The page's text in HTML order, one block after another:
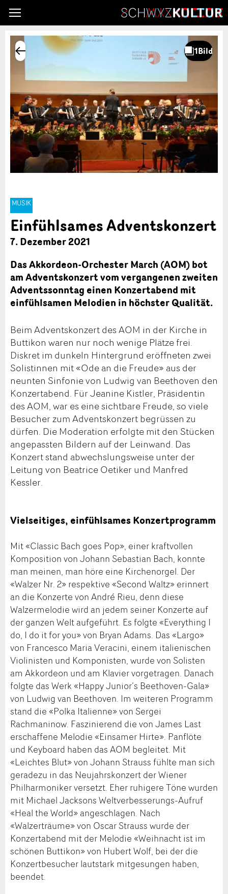
MUSIK
Einfühlsames Adventskonzert
7. Dezember 2021
Das Akkordeon-Orchester March (AOM) bot
am Adventskonzert vom vergangenen zweiten
Adventssonntag einen Konzertabend mit
einfühlsamen Melodien in höchster Qualität.
Beim Adventskonzert des AOM in der Kirche in
Buttikon waren nur noch wenige Plätze frei.
Diskret im dunkeln Hintergrund eröffneten zwei
Solistinnen mit «Ode an die Freude» aus der
neunten Sinfonie von Ludwig van Beethoven den
Konzertabend. Für Jeanine Kistler, Präsidentin
des AOM, war es eine sichtbare Freude, so viele
Besucher zum Adventskonzert begrüssen zu
dürfen. Die Moderation erfolgte mit den Stücken
angepassten Bildern auf der Leinwand. Das
Konzert stand abwechslungsweise unter der
Leitung von Beatrice Oetiker und Manfred
Kessler.
Vielseitiges, einfühlsames Konzertprogramm
Mit «Classic Bach goes Pop», einer kraftvollen
Komposition von Johann Sebastian Bach, konnte
man meinen, man höre eine Kirchenorgel. Der
«Walzer Nr. 2» respektive «Second Waltz» erinnert
an die Konzerte von André Rieu, denn diese
Walzermelodie wird an jedem seiner Konzerte auf
der ganzen Welt aufgeführt. Es folgte «Everything I
do, I do it for you» von Bryan Adams. Das «Largo»
von Francesco Maria Veracini, einem italienischen
Violinisten und Komponisten, wurde von Solisten
am Akkordeon und am Klavier vorgetragen. Danach
folgte das Werk «Happy Junior’s Beethoven-Gala»
von Ludwig van Beethoven. Im weiteren Programm
stand die «Polka Italienne» von Sergei
Rachmaninow. Faszinierend die von James Last
erschaffene Melodie «Einsamer Hirte». Panflöte
und Keyboard haben das AOM begleitet. Mit
«Leichtes Blut» von Johann Strauss fühlte man sich
geradezu in das Neujahrskonzert der Wiener
Philharmoniker versetzt. Eher ruhigere Töne wurden
mit Michael Jacksons Weltverbesserungs-Aufruf
«Heal the World» angeschlagen. Nach
«Walzerträume» von Oscar Strauss wurde der
Konzertabend mit der Melodie «Weihnacht ist im
schönen Buttikon» von Hubert Wolf, bei der die
Konzertbesucher lautstark mitgesungen haben,
beendet.